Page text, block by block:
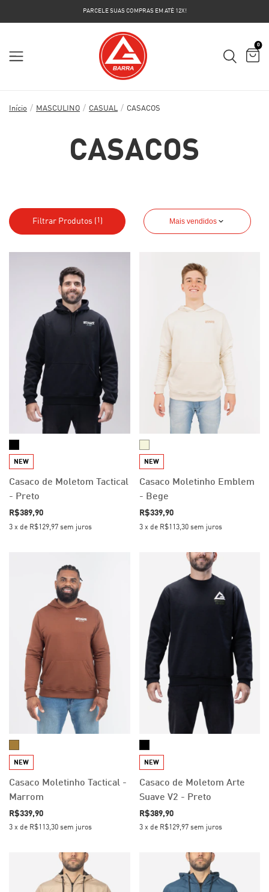
PARCELE SUAS COMPRAS EM ATÉ 12X!
0
Início / MASCULINO / CASUAL / CASACOS
CASACOS
Filtrar Produtos (1 ) Mais vendidos
NEW
Casaco de Moletom Tactical
- Preto
R$389,90
3 x de R$129,97 sem juros
NEW
Casaco Moletinho Emblem
- Bege
R$339,90
3 x de R$113,30 sem juros
NEW
Casaco Moletinho Tactical -
Marrom
R$339,90
3 x de R$113,30 sem juros
NEW
Casaco de Moletom Arte
Suave V2 - Preto
R$389,90
3 x de R$129,97 sem juros